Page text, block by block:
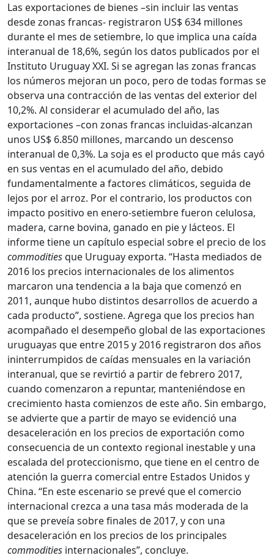
Las exportaciones de bienes –sin incluir las ventas
desde zonas francas- registraron US$ 634 millones
durante el mes de setiembre, lo que implica una caída
interanual de 18,6%, según los datos publicados por el
Instituto Uruguay XXI. Si se agregan las zonas francas
los números mejoran un poco, pero de todas formas se
observa una contracción de las ventas del exterior del
10,2%. Al considerar el acumulado del año, las
exportaciones –con zonas francas incluidas-alcanzan
unos US$ 6.850 millones, marcando un descenso
interanual de 0,3%. La soja es el producto que más cayó
en sus ventas en el acumulado del año, debido
fundamentalmente a factores climáticos, seguida de
lejos por el arroz. Por el contrario, los productos con
impacto positivo en enero-setiembre fueron celulosa,
madera, carne bovina, ganado en pie y lácteos. El
informe tiene un capítulo especial sobre el precio de los
commoditiesque Uruguay exporta. “Hasta mediados de
2016 los precios internacionales de los alimentos
marcaron una tendencia a la baja que comenzó en
2011, aunque hubo distintos desarrollos de acuerdo a
cada producto”, sostiene. Agrega que los precios han
acompañado el desempeño global de las exportaciones
uruguayas que entre 2015 y 2016 registraron dos años
ininterrumpidos de caídas mensuales en la variación
interanual, que se revirtió a partir de febrero 2017,
cuando comenzaron a repuntar, manteniéndose en
crecimiento hasta comienzos de este año. Sin embargo,
se advierte que a partir de mayo se evidenció una
desaceleración en los precios de exportación como
consecuencia de un contexto regional inestable y una
escalada del proteccionismo, que tiene en el centro de
atención la guerra comercial entre Estados Unidos y
China. “En este escenario se prevé que el comercio
internacional crezca a una tasa más moderada de la
que se preveía sobre finales de 2017, y con una
desaceleración en los precios de los principales
commodities internacionales”, concluye.